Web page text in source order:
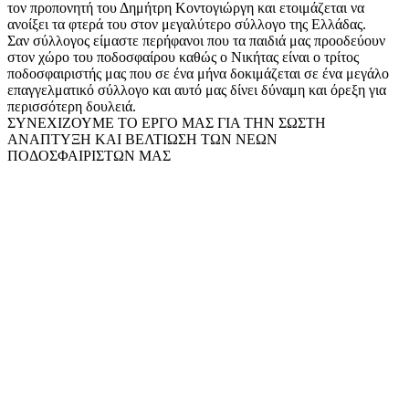
τον προπονητή του Δημήτρη Κοντογιώργη και ετοιμάζεται να
ανοίξει τα φτερά του στον μεγαλύτερο σύλλογο της Ελλάδας.
Σαν σύλλογος είμαστε περήφανοι που τα παιδιά μας προοδεύουν
στον χώρο του ποδοσφαίρου καθώς ο Νικήτας είναι ο τρίτος
ποδοσφαιριστής μας που σε ένα μήνα δοκιμάζεται σε ένα μεγάλο
επαγγελματικό σύλλογο και αυτό μας δίνει δύναμη και όρεξη για
περισσότερη δουλειά.
ΣΥΝΕΧΙΖΟΥΜΕ ΤΟ ΕΡΓΟ ΜΑΣ ΓΙΑ ΤΗΝ ΣΩΣΤΗ
ΑΝΑΠΤΥΞΗ ΚΑΙ ΒΕΛΤΙΩΣΗ ΤΩΝ ΝΕΩΝ
ΠΟΔΟΣΦΑΙΡΙΣΤΩΝ ΜΑΣ